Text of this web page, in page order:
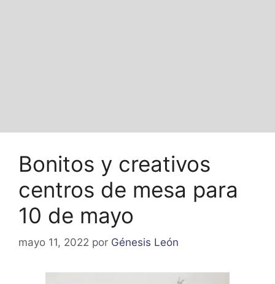
Bonitos y creativos
centros de mesa para
10 de mayo
mayo 11, 2022 por Génesis León